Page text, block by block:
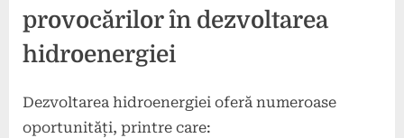
provocărilor în dezvoltarea
hidroenergiei
Dezvoltarea hidroenergiei oferă numeroase
oportunități, printre care: